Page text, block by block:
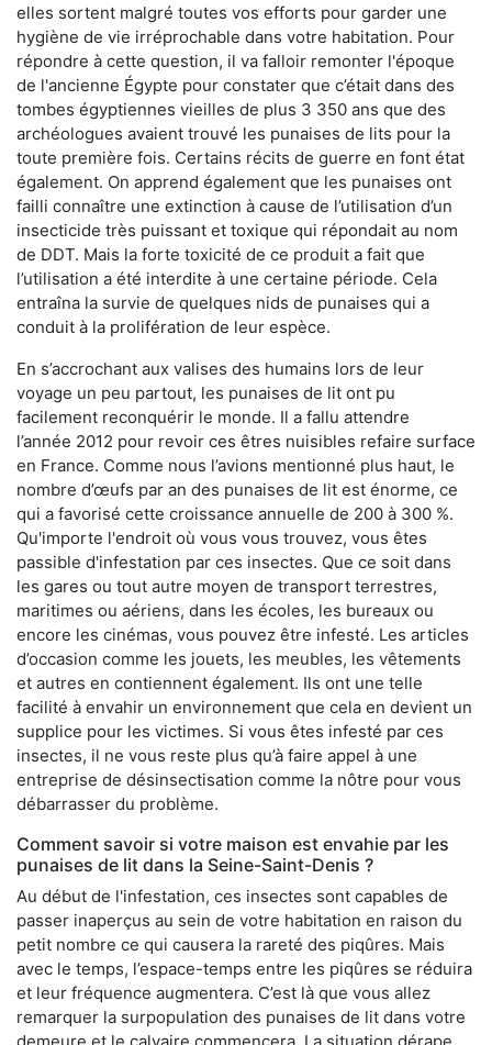
elles sortent malgré toutes vos efforts pour garder une
hygiène de vie irréprochable dans votre habitation. Pour
répondre à cette question, il va falloir remonter l'époque
de l'ancienne Égypte pour constater que c’était dans des
tombes égyptiennes vieilles de plus 3 350 ans que des
archéologues avaient trouvé les punaises de lits pour la
toute première fois. Certains récits de guerre en font état
également. On apprend également que les punaises ont
failli connaître une extinction à cause de l’utilisation d’un
insecticide très puissant et toxique qui répondait au nom
de DDT. Mais la forte toxicité de ce produit a fait que
l’utilisation a été interdite à une certaine période. Cela
entraîna la survie de quelques nids de punaises qui a
conduit à la prolifération de leur espèce.
En s’accrochant aux valises des humains lors de leur
voyage un peu partout, les punaises de lit ont pu
facilement reconquérir le monde. Il a fallu attendre
l’année 2012 pour revoir ces êtres nuisibles refaire surface
en France. Comme nous l’avions mentionné plus haut, le
nombre d’œufs par an des punaises de lit est énorme, ce
qui a favorisé cette croissance annuelle de 200 à 300 %.
Qu'importe l'endroit où vous vous trouvez, vous êtes
passible d'infestation par ces insectes. Que ce soit dans
les gares ou tout autre moyen de transport terrestres,
maritimes ou aériens, dans les écoles, les bureaux ou
encore les cinémas, vous pouvez être infesté. Les articles
d’occasion comme les jouets, les meubles, les vêtements
et autres en contiennent également. Ils ont une telle
facilité à envahir un environnement que cela en devient un
supplice pour les victimes. Si vous êtes infesté par ces
insectes, il ne vous reste plus qu’à faire appel à une
entreprise de désinsectisation comme la nôtre pour vous
débarrasser du problème.
Comment savoir si votre maison est envahie par les
punaises de lit dans la Seine-Saint-Denis ?
Au début de l'infestation, ces insectes sont capables de
passer inaperçus au sein de votre habitation en raison du
petit nombre ce qui causera la rareté des piqûres. Mais
avec le temps, l’espace-temps entre les piqûres se réduira
et leur fréquence augmentera. C’est là que vous allez
remarquer la surpopulation des punaises de lit dans votre